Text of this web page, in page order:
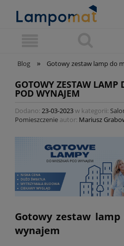
Blog » Gotowy zestaw lamp do
GOTOWY ZESTAW LAMP
POD WYNAJEM
Dodano: 23-03-2023w kategorii:
Pomieszczenieautor: Mariusz
Gotowy zestaw
wynajem